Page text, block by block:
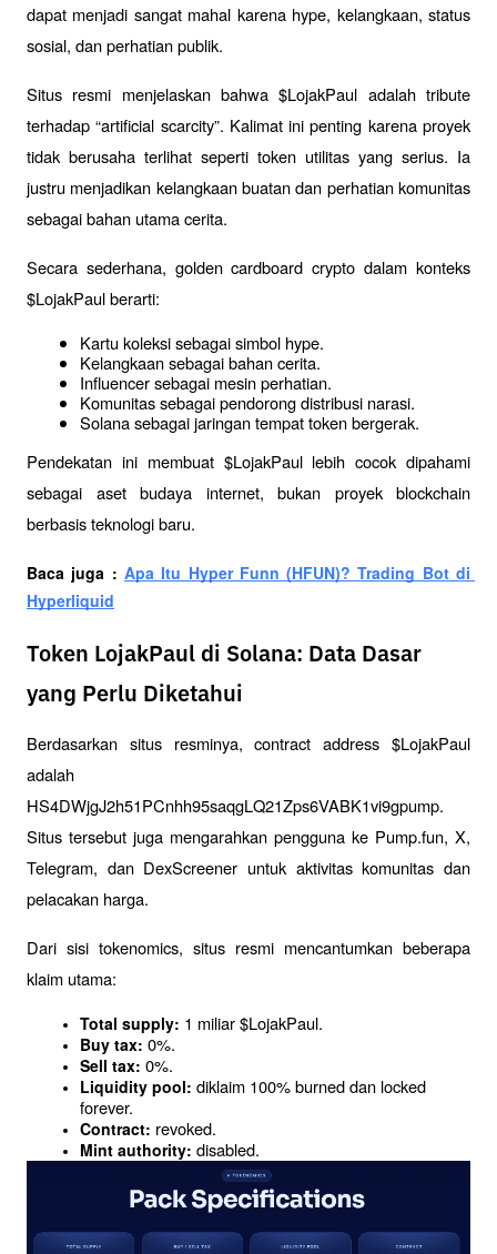
dapat menjadi sangat mahal karena hype, kelangkaan, status
sosial, dan perhatian publik.
Situs resmi menjelaskan bahwa $LojakPaul adalah tribute
terhadap “artificial scarcity”. Kalimat ini penting karena proyek
tidak berusaha terlihat seperti token utilitas yang serius. Ia
justru menjadikan kelangkaan buatan dan perhatian komunitas
sebagai bahan utama cerita.
Secara sederhana, golden cardboard crypto dalam konteks
$LojakPaul berarti:
Kartu koleksi sebagai simbol hype.
Kelangkaan sebagai bahan cerita.
Influencer sebagai mesin perhatian.
Komunitas sebagai pendorong distribusi narasi.
Solana sebagai jaringan tempat token bergerak.
Pendekatan ini membuat $LojakPaul lebih cocok dipahami
sebagai aset budaya internet, bukan proyek blockchain
berbasis teknologi baru.
Baca juga : Apa Itu Hyper Funn (HFUN)? Trading Bot di
Hyperliquid
Token LojakPaul di Solana: Data Dasar
yang Perlu Diketahui
Berdasarkan situs resminya, contract address $LojakPaul
adalah
HS4DWjgJ2h51PCnhh95saqgLQ21Zps6VABK1vi9gpump.
Situs tersebut juga mengarahkan pengguna ke Pump.fun, X,
Telegram, dan DexScreener untuk aktivitas komunitas dan
pelacakan harga.
Dari sisi tokenomics, situs resmi mencantumkan beberapa
klaim utama:
Total supply: 1 miliar $LojakPaul.
Buy tax: 0%.
Sell tax: 0%.
Liquidity pool: diklaim 100% burned dan locked
forever.
Contract: revoked.
Mint authority: disabled.